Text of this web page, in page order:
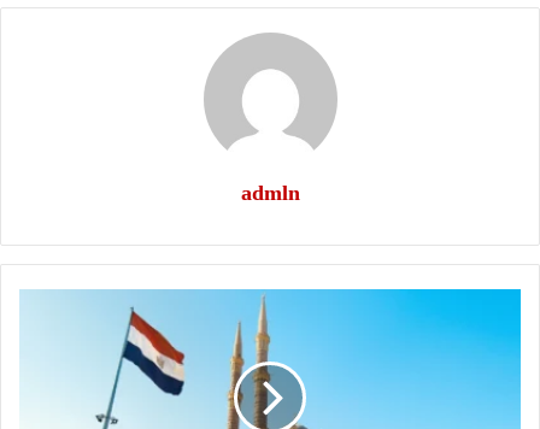
admln
نستطيع
؟